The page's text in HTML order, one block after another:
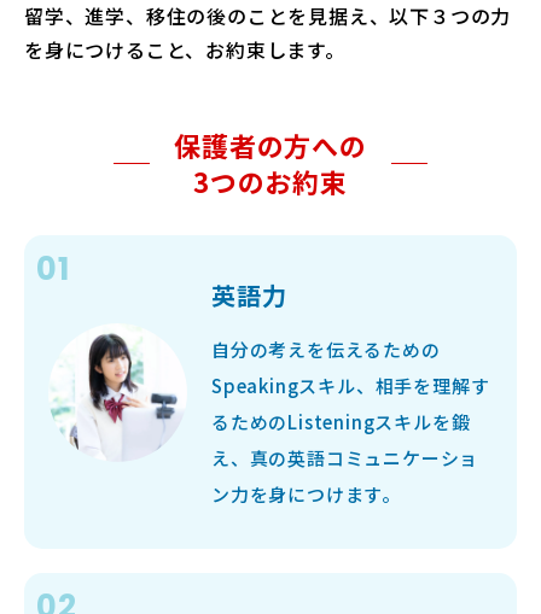
ブログ
運営会社
留学、進学、移住の後のことを見据え、以下３つの力
を身につけること、お約束します。
保護者の方への
3つのお約束
英語力
自分の考えを伝えるための
Speakingスキル、相手を理解す
るためのListeningスキルを鍛
え、真の英語コミュニケーショ
ン力を身につけます。